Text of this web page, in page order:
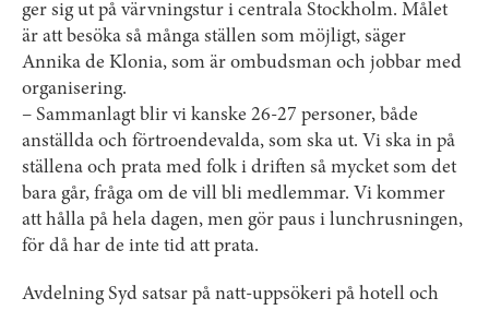
ger sig ut på värvningstur i centrala Stockholm. Målet
är att besöka så många ställen som möjligt, säger
Annika de Klonia, som är ombudsman och jobbar med
organisering.
– Sammanlagt blir vi kanske 26-27 personer, både
anställda och förtroendevalda, som ska ut. Vi ska in på
ställena och prata med folk i driften så mycket som det
bara går, fråga om de vill bli medlemmar. Vi kommer
att hålla på hela dagen, men gör paus i lunchrusningen,
för då har de inte tid att prata.
Avdelning Syd satsar på natt-uppsökeri på hotell och